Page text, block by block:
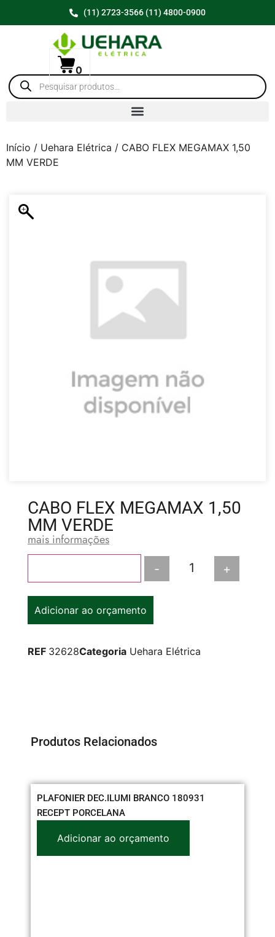
(11) 2723-3566 (11) 4800-0900
0
Início / Uehara Elétrica / CABO FLEX MEGAMAX 1,50
MM VERDE
CABO FLEX MEGAMAX 1,50
MM VERDE
mais informações
- +
Adicionar ao orçamento
REF 32628Categoria Uehara Elétrica
Produtos Relacionados
PLAFONIER DEC.ILUMI BRANCO 180931
RECEPT PORCELANA
Adicionar ao orçamento